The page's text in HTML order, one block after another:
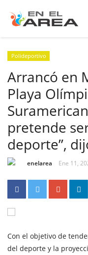
Polideportivo
Arrancó en
Playa
pretende
deporte”,
enelarea Ene 11,
Con el objetivo de
del deporte y la